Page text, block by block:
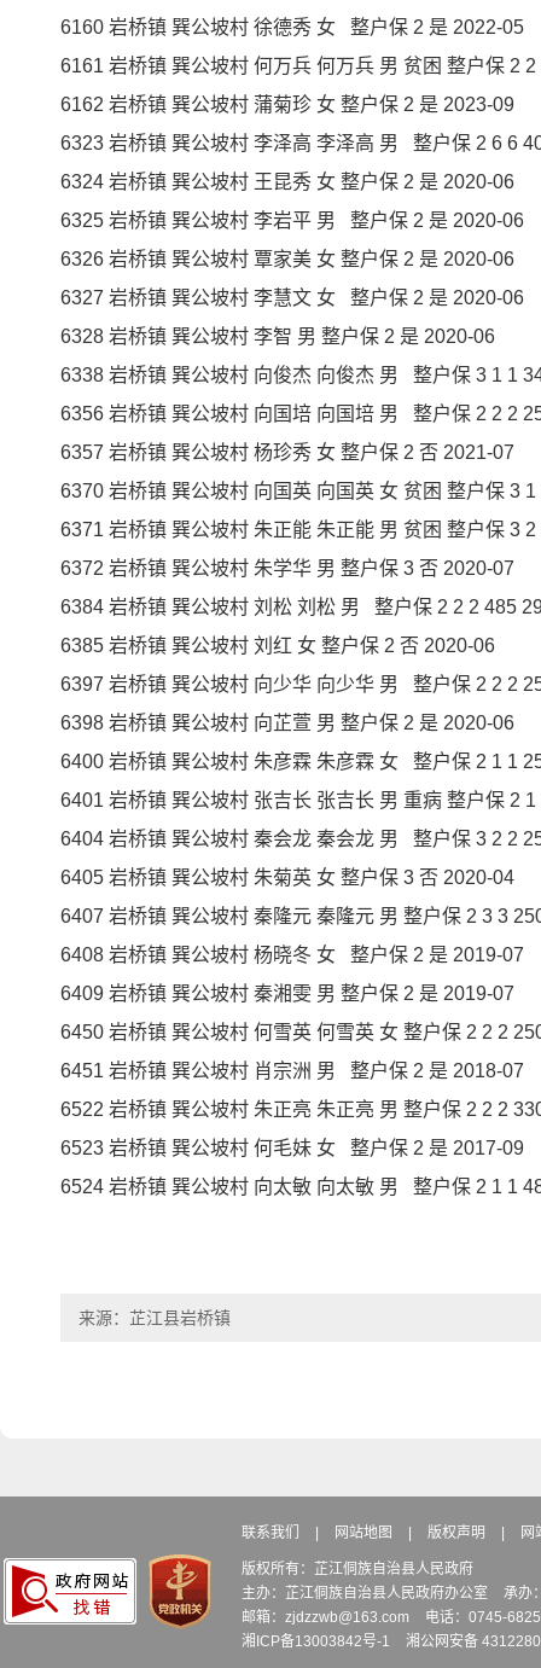
6160 岩桥镇 巽公坡村 徐德秀 女 整户保 2 是 2022-05
6161 岩桥镇 巽公坡村 何万兵 何万兵 男 贫困 整户保 2
6162 岩桥镇 巽公坡村 蒲菊珍 女 整户保 2 是 2023-09
6323 岩桥镇 巽公坡村 李泽高 李泽高 男 整户保 2 6 6
6324 岩桥镇 巽公坡村 王昆秀 女 整户保 2 是 2020-06
6325 岩桥镇 巽公坡村 李岩平 男 整户保 2 是 2020-06
6326 岩桥镇 巽公坡村 覃家美 女 整户保 2 是 2020-06
6327 岩桥镇 巽公坡村 李慧文 女 整户保 2 是 2020-06
6328 岩桥镇 巽公坡村 李智 男 整户保 2 是 2020-06
6338 岩桥镇 巽公坡村 向俊杰 向俊杰 男 整户保 3 1 1
6356 岩桥镇 巽公坡村 向国培 向国培 男 整户保 2 2 2
6357 岩桥镇 巽公坡村 杨珍秀 女 整户保 2 否 2021-07
6370 岩桥镇 巽公坡村 向国英 向国英 女 贫困 整户保 3
6371 岩桥镇 巽公坡村 朱正能 朱正能 男 贫困 整户保 3
6372 岩桥镇 巽公坡村 朱学华 男 整户保 3 否 2020-07
6384 岩桥镇 巽公坡村 刘松 刘松 男 整户保 2 2 2 485
6385 岩桥镇 巽公坡村 刘红 女 整户保 2 否 2020-06
6397 岩桥镇 巽公坡村 向少华 向少华 男 整户保 2 2 2
6398 岩桥镇 巽公坡村 向芷萱 男 整户保 2 是 2020-06
6400 岩桥镇 巽公坡村 朱彦霖 朱彦霖 女 整户保 2 1 1
6401 岩桥镇 巽公坡村 张吉长 张吉长 男 重病 整户保 2
6404 岩桥镇 巽公坡村 秦会龙 秦会龙 男 整户保 3 2 2
6405 岩桥镇 巽公坡村 朱菊英 女 整户保 3 否 2020-04
6407 岩桥镇 巽公坡村 秦隆元 秦隆元 男 整户保 2 3 3
6408 岩桥镇 巽公坡村 杨晓冬 女 整户保 2 是 2019-07
6409 岩桥镇 巽公坡村 秦湘雯 男 整户保 2 是 2019-07
6450 岩桥镇 巽公坡村 何雪英 何雪英 女 整户保 2 2 2
6451 岩桥镇 巽公坡村 肖宗洲 男 整户保 2 是 2018-07
6522 岩桥镇 巽公坡村 朱正亮 朱正亮 男 整户保 2 2 2
6523 岩桥镇 巽公坡村 何毛妹 女 整户保 2 是 2017-09
6524 岩桥镇 巽公坡村 向太敏 向太敏 男 整户保 2 1 1
来源：芷江县岩桥镇
联系我们 网站地图 版权声明 网
版权所有：芷江侗族自治县人民政府
主办：芷江侗族自治县人民政府办公室
承办
邮箱：zjdzzwb@163.com
电话：0745-
湘ICP备13003842号-1
湘公网安备